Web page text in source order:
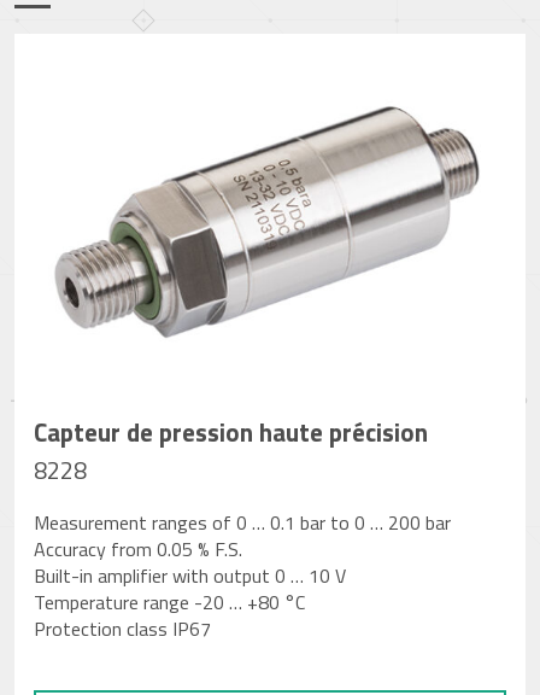
Capteur de pression haute précision
8228
Measurement ranges of 0 … 0.1 bar to 0 … 200 bar
Accuracy from 0.05 % F.S.
Built-in amplifier with output 0 … 10 V
Temperature range -20 … +80 °C
Protection class IP67